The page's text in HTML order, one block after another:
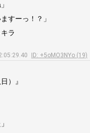
すーっ！？」
ラ
ID: +5oMO3NYo (19)
）』